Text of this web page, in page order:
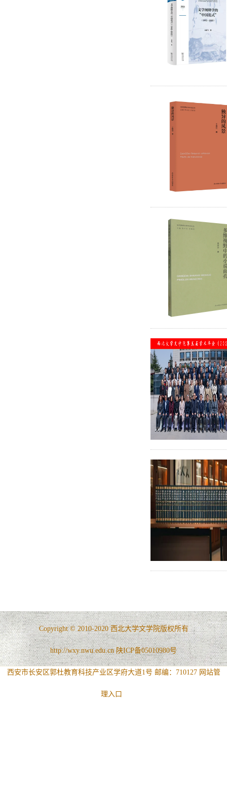
Copyright © 2010-2020 西北大学文学院版权所有
http://wxy.nwu.edu.cn 陕ICP备05010980号
西安市长安区郭杜教育科技产业区学府大道1号 邮编：710127 网站管
理入口